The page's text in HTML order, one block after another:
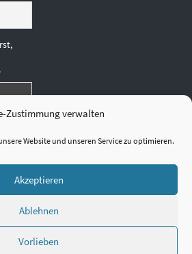
Zustimmung verwalten
Website und unseren Service zu optimieren.
Akzeptieren
Ablehnen
Vorlieben